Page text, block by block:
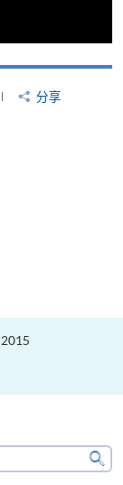
分享
2015
搜